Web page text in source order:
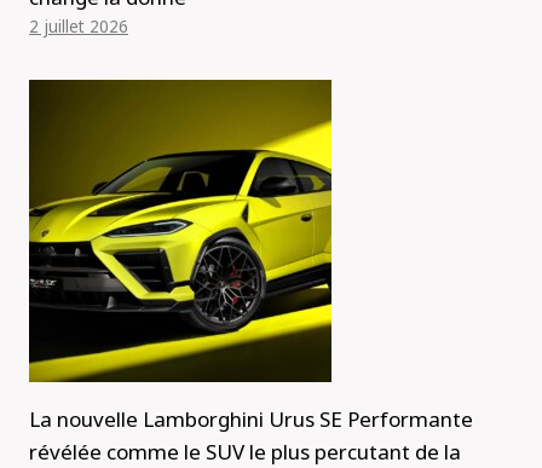
2 juillet 2026
La nouvelle Lamborghini Urus SE Performante
révélée comme le SUV le plus percutant de la